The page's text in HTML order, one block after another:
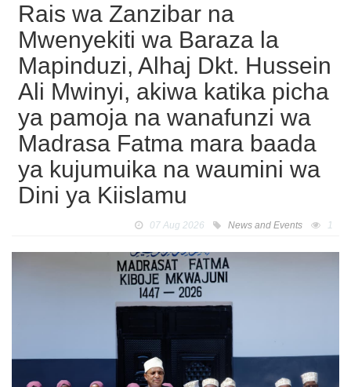
Rais wa Zanzibar na
Mwenyekiti wa Baraza la
Mapinduzi, Alhaj Dkt. Hussein
Ali Mwinyi, akiwa katika picha
ya pamoja na wanafunzi wa
Madrasa Fatma mara baada
ya kujumuika na waumini wa
Dini ya Kiislamu
07 Aug 2026 News and Events 1